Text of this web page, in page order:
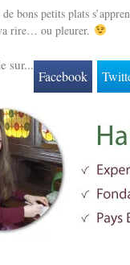
de bons petits plats
rire… ou pleurer.
sur...
Facebook